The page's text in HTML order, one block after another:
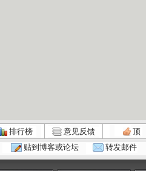
排行榜 意见反馈 顶
贴到博客或论坛 转发邮件